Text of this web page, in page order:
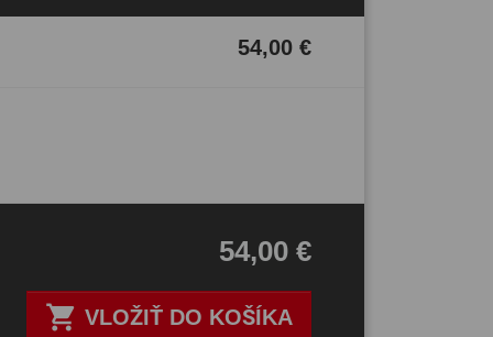
54,00 €
 VLOŽIŤ DO KOŠÍKA
54,00 €